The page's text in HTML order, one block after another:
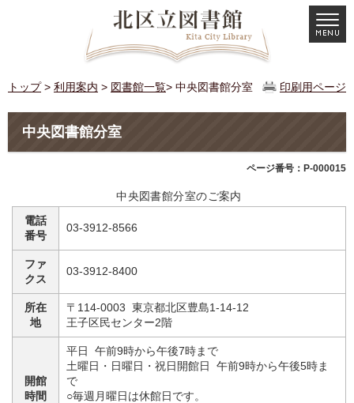
印刷用ページ
トップ> 利用案内 > 図書館一覧> 中央図書館分室
中央図書館分室
ページ番号：P-000015
中央図書館分室のご案内
電話
番号
03-3912-8566
ファ
クス
03-3912-8400
所在
地
〒114-0003 東京都北区豊島1-14-12
王子区民センター2階
開館
時間
平日 午前9時から午後7時まで
土曜日・日曜日・祝日開館日 午前9時から午後5時ま
で
○毎週月曜日は休館日です。